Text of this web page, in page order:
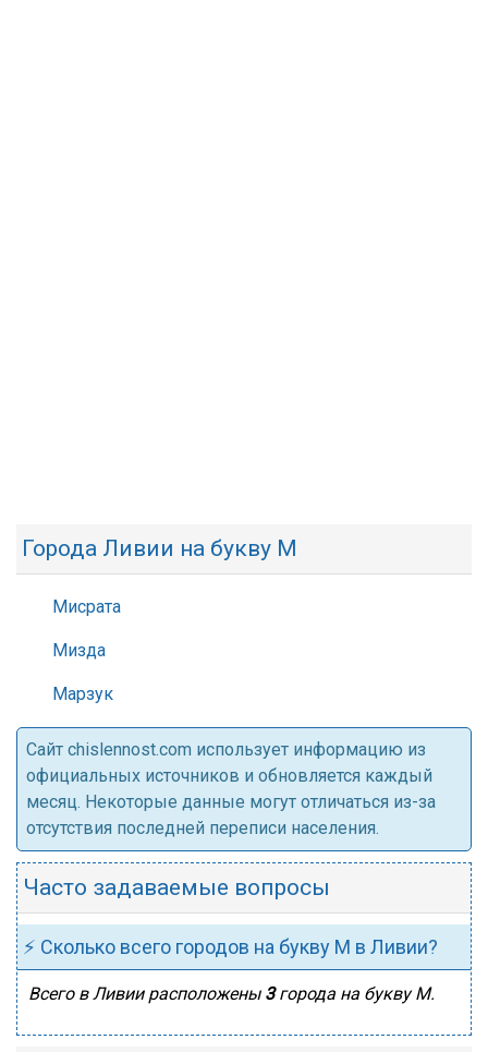
Города Ливии на букву М
Мисрата
Мизда
Марзук
Cайт chislennost.com использует информацию из
официальных источников и обновляется каждый
месяц. Некоторые данные могут отличаться из-за
отсутствия последней переписи населения.
Часто задаваемые вопросы
⚡ Сколько всего городов на букву М в Ливии?
Всего в Ливии расположены 3города на букву М.